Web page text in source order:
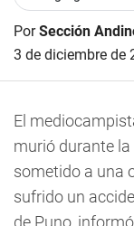
PorSección
3 de diciembre de
El
murió durante
sometido a una
sufrido un
de Puno,